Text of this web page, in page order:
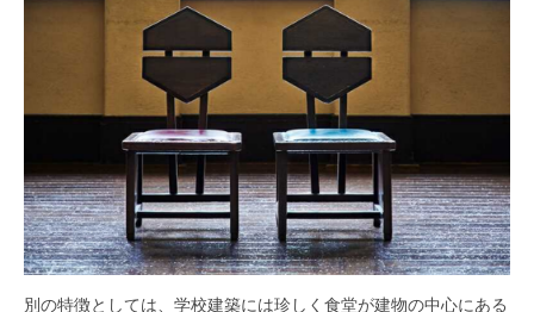
別の特徴としては、学校建築には珍しく食堂が建物の中心にある